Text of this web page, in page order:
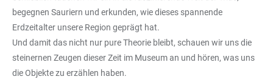
begegnen Sauriern und erkunden, wie dieses spannende
Erdzeitalter unsere Region geprägt hat.
Und damit das nicht nur pure Theorie bleibt, schauen wir uns die
steinernen Zeugen dieser Zeit im Museum an und hören, was uns
die Objekte zu erzählen haben.